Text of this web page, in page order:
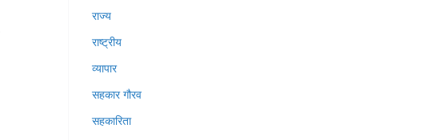
राज्य
राष्ट्रीय
व्यापार
सहकार गौरव
सहकारिता